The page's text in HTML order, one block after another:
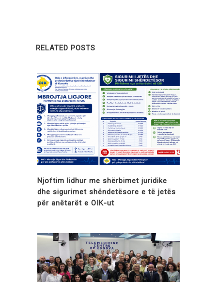
RELATED POSTS
Njoftim lidhur me shërbimet juridike
dhe sigurimet shëndetësore e të jetës
për anëtarët e OIK-ut